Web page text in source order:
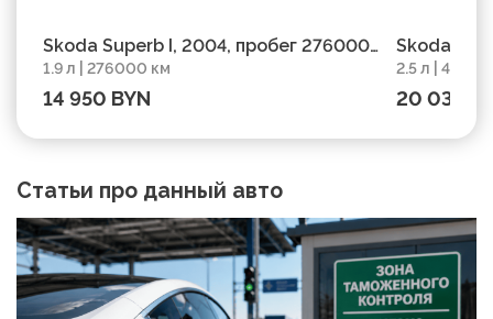
Skoda Superb I, 2004, пробег 276000
км
1.9 л | 276000 км
14 950 BYN
Skoda
км
2.5 л |
20 033
Статьи про данный авто